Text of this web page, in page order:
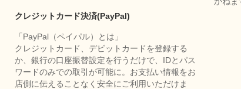
クレジットカード決済(PayPal)
「PayPal（ペイパル）とは」
クレジットカード、デビットカードを登録する
か、銀行の口座振替設定を行うだけで、IDとパス
ワードのみでの取引が可能に。お支払い情報をお
店側に伝えることなく安全にご利用いただけま